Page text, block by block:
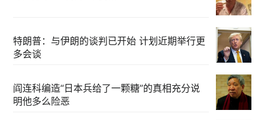
特朗普：与伊朗的谈判已开始 计划近期举行更
多会谈
阎连科编造“日本兵给了一颗糖”的真相充分说
明他多么险恶